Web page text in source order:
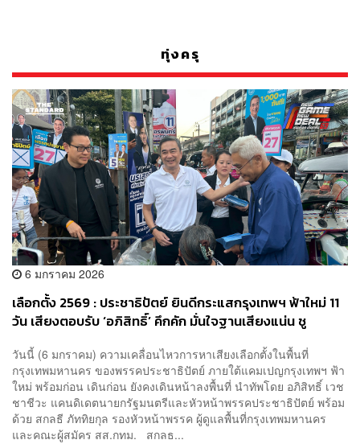
ทุ่งครุ
6 มกราคม 2026
เลือกตั้ง 2569 : ประชาธิปัตย์ ยินดีกระแสกรุงเทพฯ ฟ้าใหม่ 11
วัน เสียงตอบรับ ‘อภิสิทธิ์’ คึกคัก มั่นใจฐานเสียงแน่น ชู
วันนี้ (6 มกราคม) ความเคลื่อนไหวการหาเสียงเลือกตั้งในพื้นที่
กรุงเทพมหานคร ของพรรคประชาธิปัตย์ ภายใต้แคมเปญกรุงเทพฯ ฟ้า
ใหม่ พร้อมก่อน เดินก่อน ยังคงเดินหน้าลงพื้นที่ นำทัพโดย อภิสิทธิ์ เวช
ชาชีวะ แคนดิเดตนายกรัฐมนตรีและหัวหน้าพรรคประชาธิปัตย์ พร้อม
ด้วย สกลธี ภัททิยกุล รองหัวหน้าพรรค ผู้ดูแลพื้นที่กรุงเทพมหานคร
และคณะผู้สมัคร สส.กทม. สกลธ...